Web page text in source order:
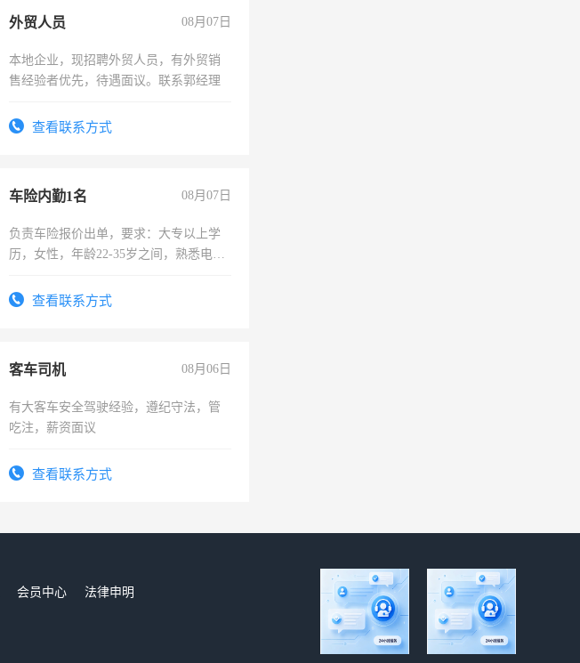
外贸人员 08月07日
本地企业，现招聘外贸人员，有外贸销
售经验者优先，待遇面议。联系郭经理
查看联系方式
车险内勤1名 08月07日
负责车险报价出单，要求：大专以上学
历，女性，年龄22-35岁之间，熟悉电脑
试用期1-3个月，转正后交纳五险，
查看联系方式
客车司机 08月06日
有大客车安全驾驶经验，遵纪守法，管
吃注，薪资面议
查看联系方式
会员中心
法律申明